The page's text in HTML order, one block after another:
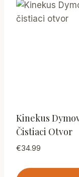
Kinekus
Čistiaci Otvor
€34.99